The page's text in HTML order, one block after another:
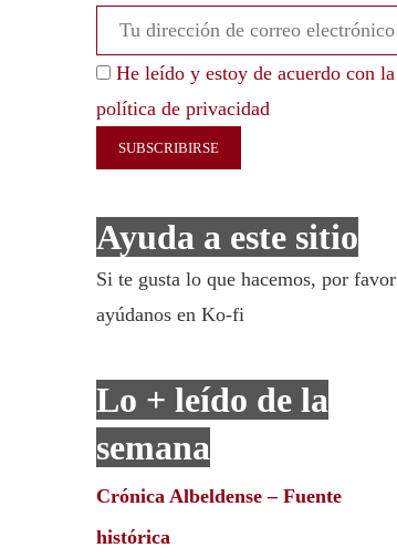
He leído y estoy de acuerdo con la
política de privacidad
Ayuda a este sitio
Si te gusta lo que hacemos, por favor
ayúdanos en Ko-fi
Lo + leído de la
semana
Crónica Albeldense – Fuente
histórica